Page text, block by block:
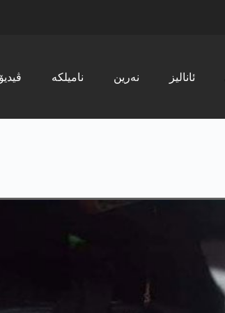
ڤیدیۆ نامیلکە نەرین ئانالیز